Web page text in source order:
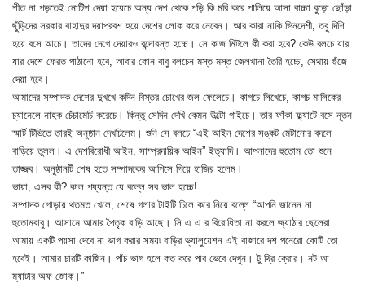
শীত না পড়তেই নোটিশ দেয়া হয়েচে অন্য দেশ থেকে পড়ি কি মরি করে পালিয়ে আসা বাচ্চা বুড়ো ছোঁড়া
ছুঁড়িদের সরকার বাহাদুর দয়াপরবশ হয়ে দেশের লোক করে নেবেন। আর কারা নাকি ভিনদেশী, তবু দিশি
হয়ে বসে আচে। তাদের দেগে দেয়ারও বন্দোবস্ত হচ্চে। সে কাজ মিটলে কী করা হবে? কেউ বলচে যার
যার দেশে ফেরত পাঠানো হবে, আবার কোন বাবু বলচেন মস্ত মস্ত জেলখানা তৈরি হচ্চে, সেথায় গুঁজে
দেয়া হবে।
আমাদের সম্পাদক দেশের দুখখে কদিন বিস্তর চোখের জল ফেলেচে। কাগচে লিখেচে, কাগচ মালিকের
চ্যানেলে নাহক চেঁচামেচি করেচে। কিন্তু সেদিন দেখি কেমন উল্টো গাইচে। তার ফাঁকা ফ্ল্যাটে বসে নূতন
স্মার্ট টিভিতে তারই অনুষ্ঠান দেখচিলেম। শুনি সে বলচে “এই আইন দেশের সঙ্কট মেটানোর বদলে
বাড়িয়ে তুলল। এ দেশবিরোধী আইন, সাম্প্রদায়িক আইন” ইত্যাদি। আপনাদের হুতোম তো শুনে
তাজ্জব। অনুষ্ঠানটি শেষ হতে সম্পাদকের আপিসে গিয়ে হাজির হলেম।
ভায়া, এসব কী? কাল পয্যন্ত যে বল্লে সব ভাল হচ্চে!
সম্পাদক গোড়ায় থতমত খেলে, শেষে গলার টাইটি ঢিলে করে নিয়ে বল্লে “আপনি জানেন না
হুতোমবাবু। আসামে আমার পৈতৃক বাড়ি আছে। সি এ এ র বিরোধিতা না করলে জ্যাঠার ছেলেরা
আমায় একটি পয়সা দেবে না ভাগ করার সময়৷ বাড়ির ভ্যালুয়েশন এই বাজারে দশ পনেরো কোটি তো
হবেই। আমার চারটি কাজিন। পাঁচ ভাগ হলে কত করে পাব ভেবে দেখুন। টু থ্রি ক্রোর। নট আ
ম্যাটার অফ জোক।”